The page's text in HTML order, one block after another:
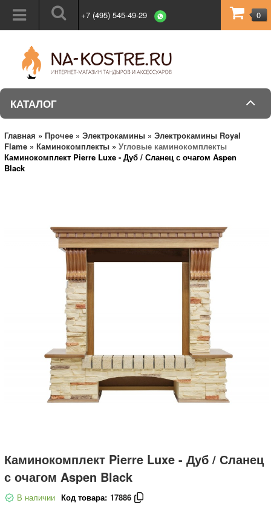
+7 (495) 545-49-29 0
КАТАЛОГ
Главная » Прочее » Электрокамины » Электрокамины Royal
Flame » Каминокомплекты » Угловые каминокомплекты
Каминокомплект Pierre Luxe - Дуб / Сланец с очагом Aspen
Black
Каминокомплект Pierre Luxe - Дуб / Сланец
с очагом Aspen Black
В наличии Код товара: 17886